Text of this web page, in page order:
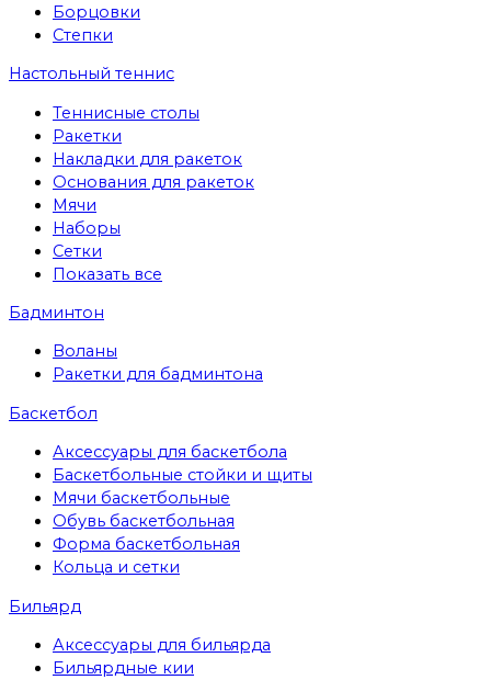
Борцовки
Степки
Настольный теннис
Теннисные столы
Ракетки
Накладки для ракеток
Основания для ракеток
Мячи
Наборы
Сетки
Показать все
Бадминтон
Воланы
Ракетки для бадминтона
Баскетбол
Аксессуары для баскетбола
Баскетбольные стойки и щиты
Мячи баскетбольные
Обувь баскетбольная
Форма баскетбольная
Кольца и сетки
Бильярд
Аксессуары для бильярда
Бильярдные кии